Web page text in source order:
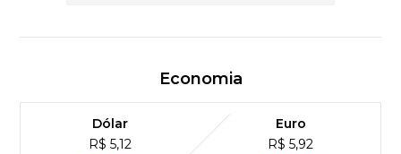
Economia
Dólar
R$ 5,12
Euro
R$ 5,92